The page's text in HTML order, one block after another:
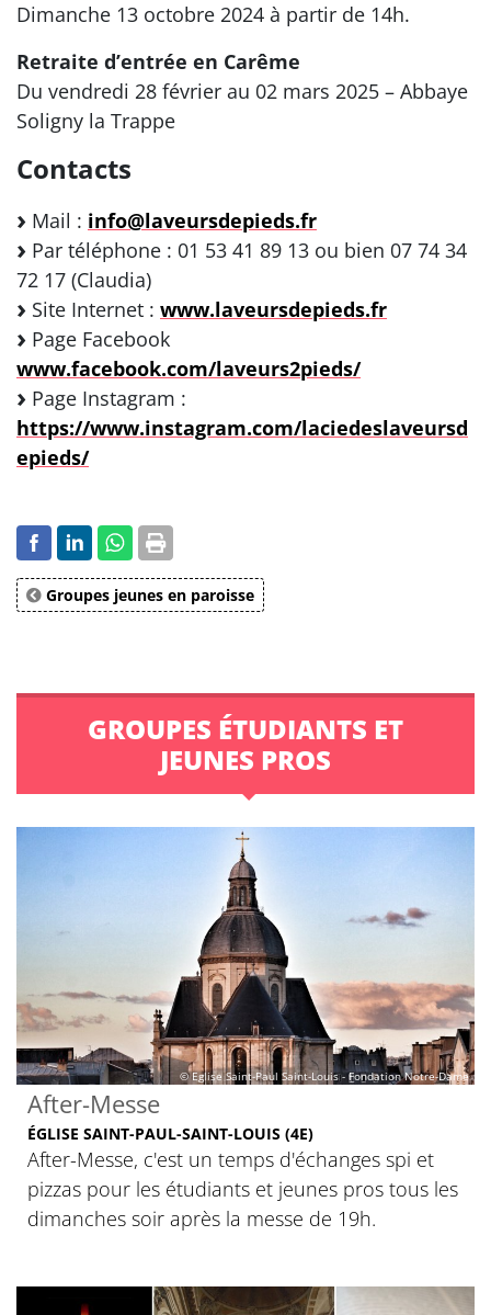
Dimanche 13 octobre 2024 à partir de 14h.
Retraite d’entrée en Carême
Du vendredi 28 février au 02 mars 2025 – Abbaye
Soligny la Trappe
Contacts
Mail : info@laveursdepieds.fr
Par téléphone : 01 53 41 89 13 ou bien 07 74 34
72 17 (Claudia)
Site Internet : www.laveursdepieds.fr
Page Facebook
www.facebook.com/laveurs2pieds/
Page Instagram :
https://www.instagram.com/laciedeslaveursd
epieds/
Groupes jeunes en paroisse
GROUPES ÉTUDIANTS ET
JEUNES PROS
© Eglise Saint-Paul Saint-Louis - Fondation Notre-Dame
After-Messe
ÉGLISE SAINT-PAUL-SAINT-LOUIS (4E)
After-Messe, c'est un temps d'échanges spi et
pizzas pour les étudiants et jeunes pros tous les
dimanches soir après la messe de 19h.